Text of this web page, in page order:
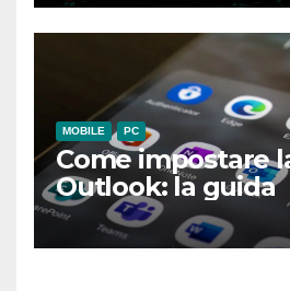
MOBILE PC
Come impostare
Outlook: la guida